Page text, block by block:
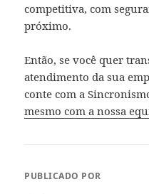
competitiva, com
próximo.
Então, se você quer
atendimento da sua
conte com a
mesmo com a nossa
PUBLICADO POR